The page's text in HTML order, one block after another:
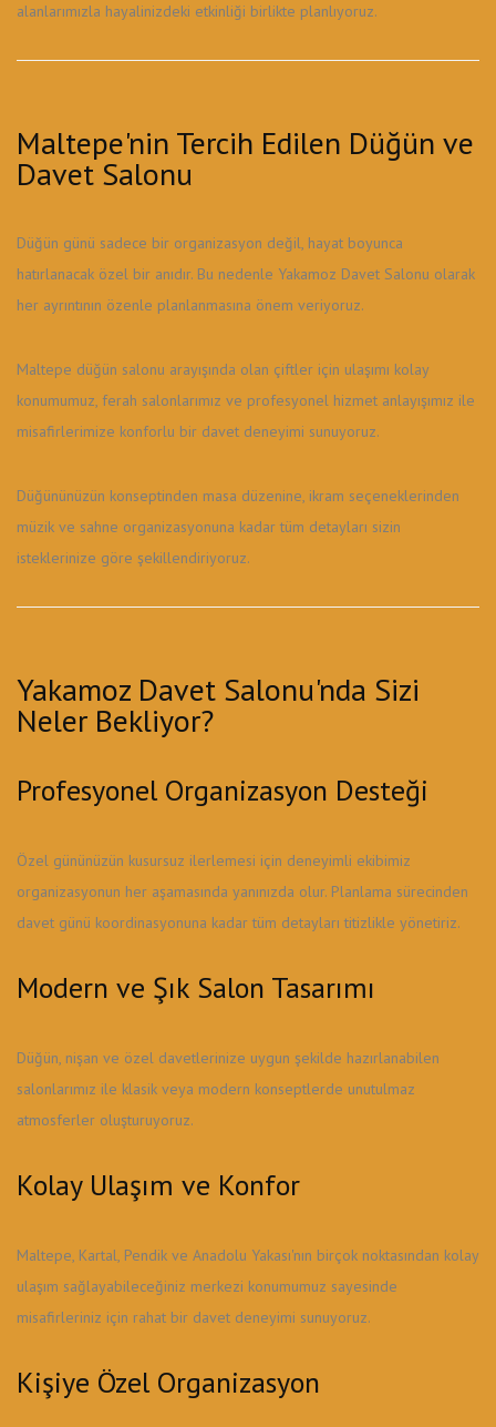
alanlarımızla hayalinizdeki etkinliği birlikte planlıyoruz.
Maltepe'nin Tercih Edilen Düğün ve
Davet Salonu
Düğün günü sadece bir organizasyon değil, hayat boyunca
hatırlanacak özel bir anıdır. Bu nedenle Yakamoz Davet Salonu olarak
her ayrıntının özenle planlanmasına önem veriyoruz.
Maltepe düğün salonu arayışında olan çiftler için ulaşımı kolay
konumumuz, ferah salonlarımız ve profesyonel hizmet anlayışımız ile
misafirlerimize konforlu bir davet deneyimi sunuyoruz.
Düğününüzün konseptinden masa düzenine, ikram seçeneklerinden
müzik ve sahne organizasyonuna kadar tüm detayları sizin
isteklerinize göre şekillendiriyoruz.
Yakamoz Davet Salonu'nda Sizi
Neler Bekliyor?
Profesyonel Organizasyon Desteği
Özel gününüzün kusursuz ilerlemesi için deneyimli ekibimiz
organizasyonun her aşamasında yanınızda olur. Planlama sürecinden
davet günü koordinasyonuna kadar tüm detayları titizlikle yönetiriz.
Modern ve Şık Salon Tasarımı
Düğün, nişan ve özel davetlerinize uygun şekilde hazırlanabilen
salonlarımız ile klasik veya modern konseptlerde unutulmaz
atmosferler oluşturuyoruz.
Kolay Ulaşım ve Konfor
Maltepe, Kartal, Pendik ve Anadolu Yakası'nın birçok noktasından kolay
ulaşım sağlayabileceğiniz merkezi konumumuz sayesinde
misafirleriniz için rahat bir davet deneyimi sunuyoruz.
Kişiye Özel Organizasyon